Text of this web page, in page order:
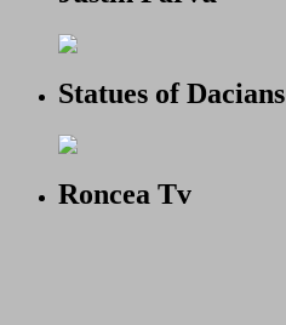
Statues of Dacians
Roncea Tv